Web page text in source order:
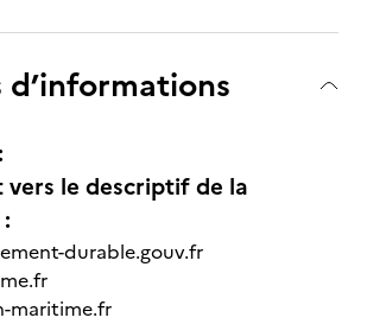
d’informations
le descriptif de la
durable.gouv.fr
maritime.fr